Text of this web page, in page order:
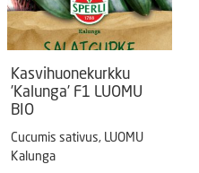
Kasvihuonekurkku
’Kalunga’ F1 LUOMU
BIO
Cucumis sativus, LUOMU
Kalunga